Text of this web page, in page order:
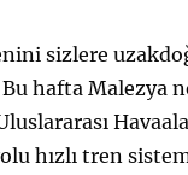
sizlere
hafta Malezya
hızlı tren